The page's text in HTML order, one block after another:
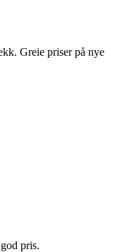
Greie priser på nye
pris.